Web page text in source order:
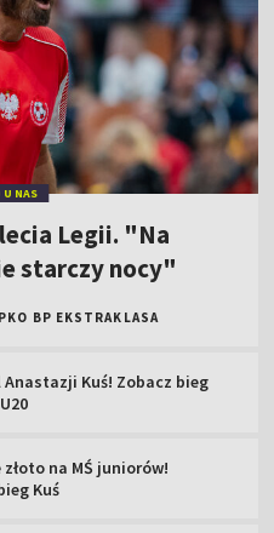
U NAS
Legii. "Na
starczy nocy"
PKO BP EKSTRAKLASA
Anastazji Kuś! Zobacz bieg
na MŚ juniorów!
Kuś